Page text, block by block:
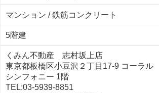
マンション / 鉄筋コンクリート
5階建
くみん不動産 志村坂上店
東京都板橋区小豆沢２丁目17-9 コーラル
シンフォニー 1階
TEL:03-5939-8851